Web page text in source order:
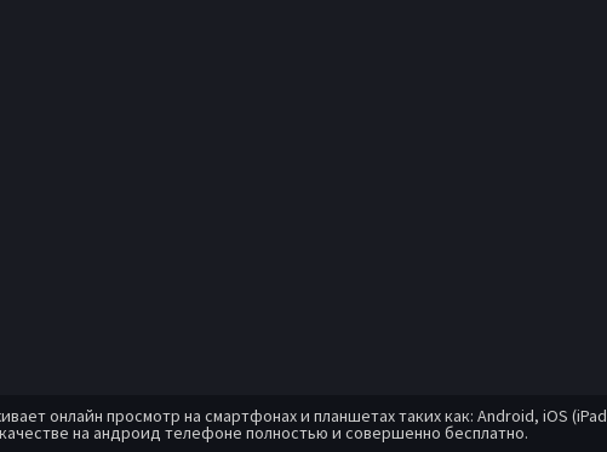
онлайн просмотр на смартфонах и планшетах таких как: Android, iOS
на андроид телефоне полностью и совершенно бесплатно.